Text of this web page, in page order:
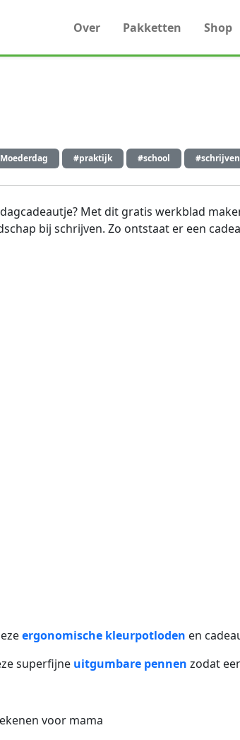
Over Pakketten Shop
#praktijk #school #schrijven
Met dit gratis werkblad
bij schrijven. Zo ontstaat er een
ergonomische kleurpotloden en
superfijne uitgumbare pennen zodat
voor mama